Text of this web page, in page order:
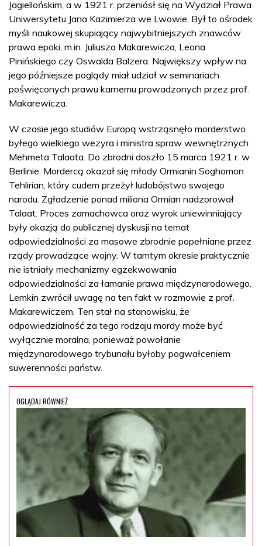
Jagiellońskim, a w 1921 r. przeniósł się na Wydział Prawa
Uniwersytetu Jana Kazimierza we Lwowie. Był to ośrodek
myśli naukowej skupiający najwybitniejszych znawców
prawa epoki, m.in. Juliusza Makarewicza, Leona
Pinińskiego czy Oswalda Balzera. Największy wpływ na
jego późniejsze poglądy miał udział w seminariach
poświęconych prawu karnemu prowadzonych przez prof.
Makarewicza.
W czasie jego studiów Europą wstrząsnęło morderstwo
byłego wielkiego wezyra i ministra spraw wewnętrznych
Mehmeta Talaata. Do zbrodni doszło 15 marca 1921 r. w
Berlinie. Mordercą okazał się młody Ormianin Soghomon
Tehlirian, który cudem przeżył ludobójstwo swojego
narodu. Zgładzenie ponad miliona Ormian nadzorował
Talaat. Proces zamachowca oraz wyrok uniewinniający
były okazją do publicznej dyskusji na temat
odpowiedzialności za masowe zbrodnie popełniane przez
rządy prowadzące wojny. W tamtym okresie praktycznie
nie istniały mechanizmy egzekwowania
odpowiedzialności za łamanie prawa międzynarodowego.
Lemkin zwrócił uwagę na ten fakt w rozmowie z prof.
Makarewiczem. Ten stał na stanowisku, że
odpowiedzialność za tego rodzaju mordy może być
wyłącznie moralna, ponieważ powołanie
międzynarodowego trybunału byłoby pogwałceniem
suwerenności państw.
OGLĄDAJ RÓWNIEŻ